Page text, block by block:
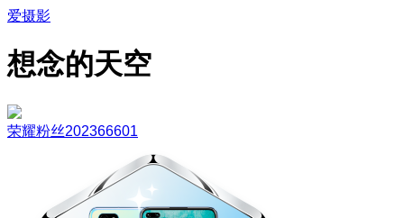
爱摄影
想念的天空
荣耀粉丝202366601